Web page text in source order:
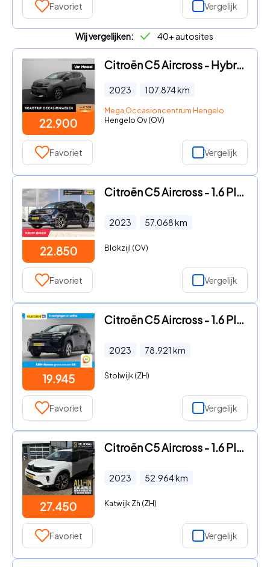
Favoriet Vergelijk
Wij vergelijken: 40+ autosites
22.900
Citroën C5 Aircross - Hybrid 225 e-EAT8 Feel | NAVIGATIE | HALF-LEDER | PARKEERSEN
2023 107.874km
Mega Occasioncentrum Hengelo
Hengelo Ov (OV)
Favoriet Vergelijk
22.850
Citroën C5 Aircross - 1.6 Plug-in Hybrid 225 Feel | Camera | Carplay | 18"
2023 57.068km
Blokzijl (OV)
Favoriet Vergelijk
19.945
Citroën C5 Aircross - 1.6 Plug-in Hybrid 225pk Feel Aut [ Navi Camera Climate ]
2023 78.921 km
Stolwijk (ZH)
Favoriet Vergelijk
27.450
Citroën C5 Aircross - 1.6 Plug-in Hybrid 225 Shine ALL-INRIJKLAARPRIJS/Camera rond
2023 52.964km
Katwijk Zh (ZH)
Favoriet Vergelijk